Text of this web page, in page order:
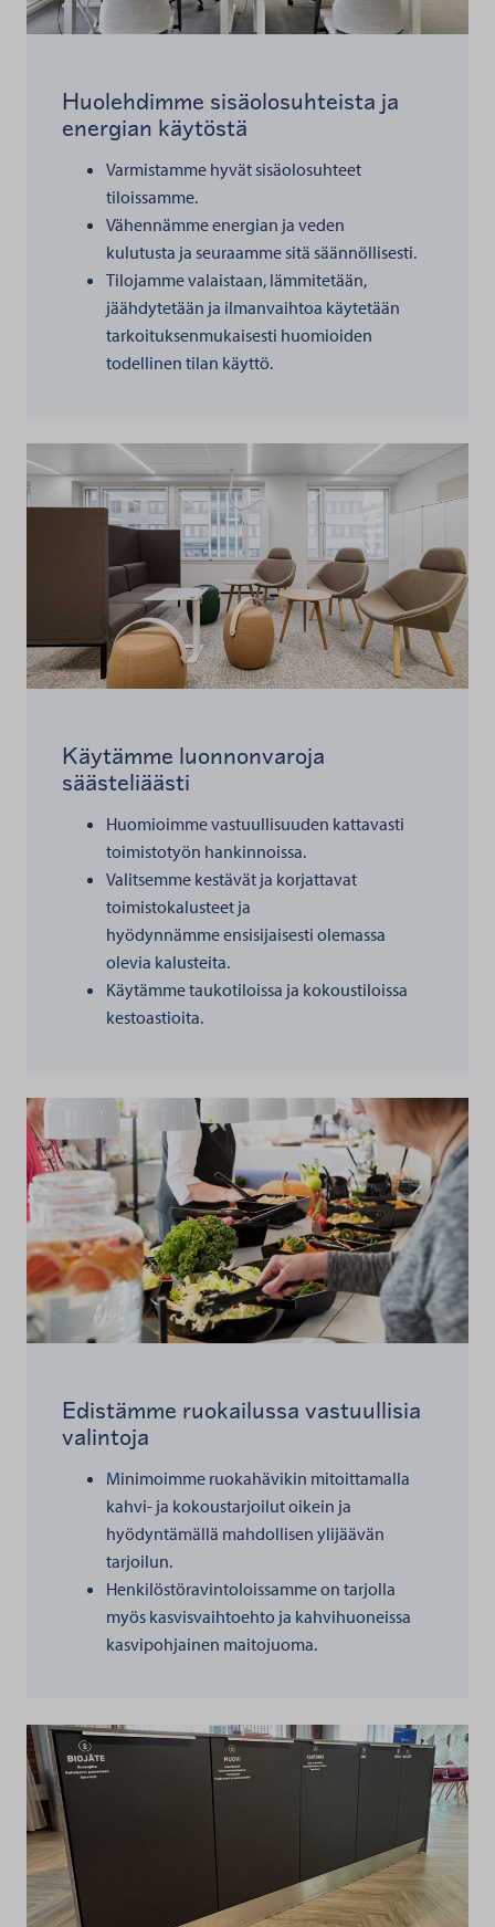
Huolehdimme sisäolosuhteista ja
energian käytöstä
Varmistamme hyvät sisäolosuhteet
tiloissamme.
Vähennämme energian ja veden
kulutusta ja seuraamme sitä säännöllisesti.
Tilojamme valaistaan, lämmitetään,
jäähdytetään ja ilmanvaihtoa käytetään
tarkoituksenmukaisesti huomioiden
todellinen tilan käyttö.
Käytämme luonnonvaroja
säästeliäästi
Huomioimme vastuullisuuden kattavasti
toimistotyön hankinnoissa.
Valitsemme kestävät ja korjattavat
toimistokalusteet ja
hyödynnämme ensisijaisesti olemassa
olevia kalusteita.
Käytämme taukotiloissa ja kokoustiloissa
kestoastioita.
Edistämme ruokailussa vastuullisia
valintoja
Minimoimme ruokahävikin mitoittamalla
kahvi- ja kokoustarjoilut oikein ja
hyödyntämällä mahdollisen ylijäävän
tarjoilun.
Henkilöstöravintoloissamme on tarjolla
myös kasvisvaihtoehto ja kahvihuoneissa
kasvipohjainen maitojuoma.